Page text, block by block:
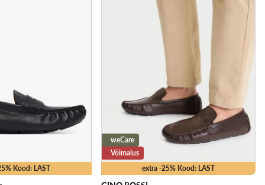
Kood: LAST extra -25% Kood: LAST
weCare
Võimalus